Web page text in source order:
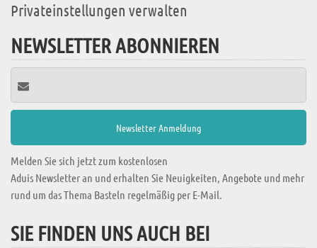
Privateinstellungen verwalten
NEWSLETTER ABONNIEREN
Melden Sie sich jetzt zum kostenlosen
Aduis Newsletter an und erhalten Sie Neuigkeiten, Angebote und mehr
rund um das Thema Basteln regelmäßig per E-Mail.
SIE FINDEN UNS AUCH BEI